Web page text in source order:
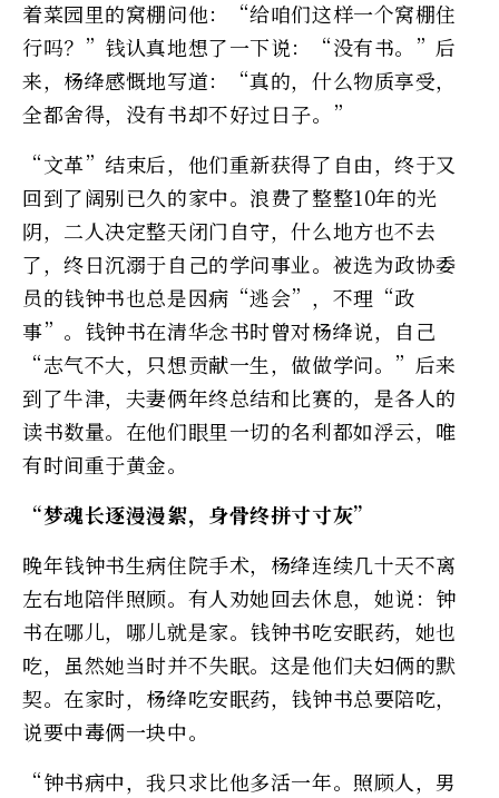
着菜园里的窝棚问他：“给咱们这样一个窝棚住
行吗？”钱认真地想了一下说：“没有书。”后
来，杨绛感慨地写道：“真的，什么物质享受，
全都舍得，没有书却不好过日子。”
“文革”结束后，他们重新获得了自由，终于又
回到了阔别已久的家中。浪费了整整10年的光
阴，二人决定整天闭门自守，什么地方也不去
了，终日沉溺于自己的学问事业。被选为政协委
员的钱钟书也总是因病“逃会”，不理“政
事”。钱钟书在清华念书时曾对杨绛说，自己
“志气不大，只想贡献一生，做做学问。”后来
到了牛津，夫妻俩年终总结和比赛的，是各人的
读书数量。在他们眼里一切的名利都如浮云，唯
有时间重于黄金。
“梦魂长逐漫漫絮，身骨终拼寸寸灰”
晚年钱钟书生病住院手术，杨绛连续几十天不离
左右地陪伴照顾。有人劝她回去休息，她说：钟
书在哪儿，哪儿就是家。钱钟书吃安眠药，她也
吃，虽然她当时并不失眠。这是他们夫妇俩的默
契。在家时，杨绛吃安眠药，钱钟书总要陪吃，
说要中毒俩一块中。
“钟书病中，我只求比他多活一年。照顾人，男